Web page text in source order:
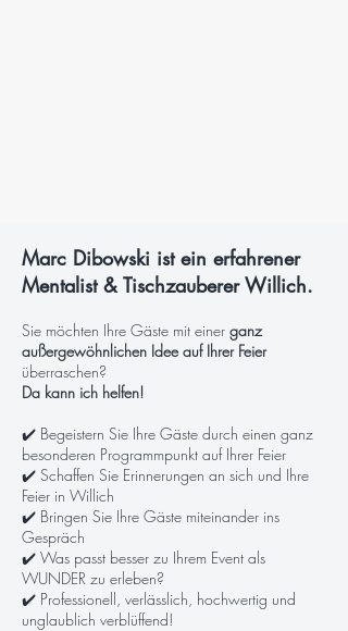
Marc Dibowski ist ein erfahrener
Mentalist & Tischzauberer Willich.
Sie möchten Ihre Gäste mit einer ganz
außergewöhnlichen Idee auf Ihrer Feier
überraschen?
Da kann ich helfen!
✔️ Begeistern Sie Ihre Gäste durch einen ganz
besonderen Programmpunkt auf Ihrer Feier
✔️ Schaffen Sie Erinnerungen an sich und Ihre
Feier in Willich
✔️ Bringen Sie Ihre Gäste miteinander ins
Gespräch
✔️ Was passt besser zu Ihrem Event als
WUNDER zu erleben?
✔️ Professionell, verlässlich, hochwertig und
unglaublich verblüffend!